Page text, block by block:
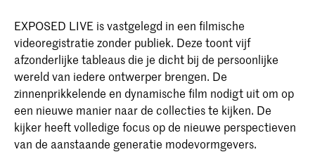
EXPOSED LIVE is vastgelegd in een filmische
videoregistratie zonder publiek. Deze toont vijf
afzonderlijke tableaus die je dicht bij de persoonlijke
wereld van iedere ontwerper brengen. De
zinnenprikkelende en dynamische film nodigt uit om op
een nieuwe manier naar de collecties te kijken. De
kijker heeft volledige focus op de nieuwe perspectieven
van de aanstaande generatie modevormgevers.